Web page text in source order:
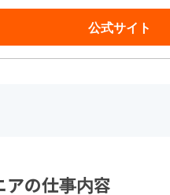
公式サイト
アの仕事内容